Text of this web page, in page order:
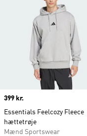
Price
399 kr.
Essentials Feelcozy Fleece
hættetrøje
Mænd Sportswear